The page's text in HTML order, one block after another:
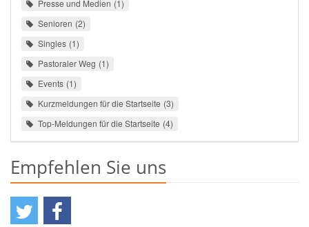
Presse und Medien 1
Senioren 2
Singles 1
Pastoraler Weg 1
Events 1
Kurzmeldungen für die Startseite 3
Top-Meldungen für die Startseite 4
Empfehlen Sie uns